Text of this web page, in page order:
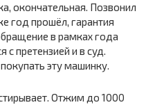
окончательная. Позвонил
год прошёл, гарантия
в рамках года
с претензией и в суд.
эту машинку.
Отжим до 1000